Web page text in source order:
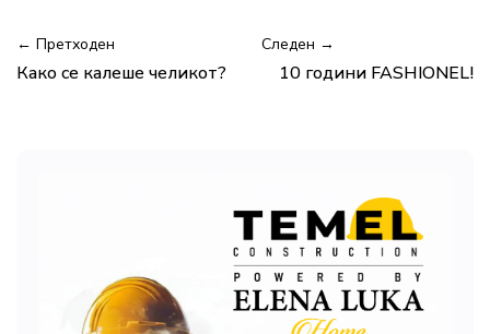
← Претходен
Како се калеше челикот?
Следен →
10 години FASHIONEL!